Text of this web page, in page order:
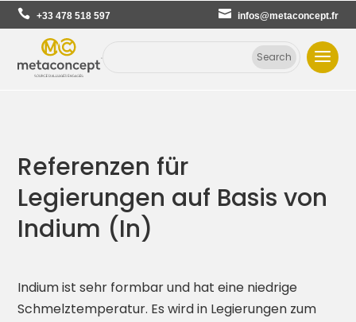
+33 478 518 597 infos@metaconcept.fr
Referenzen für
Legierungen auf Basis von
Indium (In)
Indium ist sehr formbar und hat eine niedrige
Schmelztemperatur. Es wird in Legierungen zum